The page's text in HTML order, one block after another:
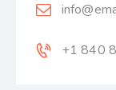
+1 840